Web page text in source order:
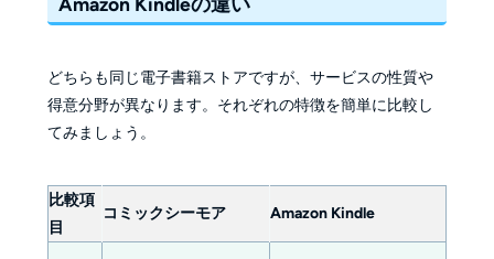
どちらも同じ電子書籍ストアですが、サービスの性質や
得意分野が異なります。それぞれの特徴を簡単に比較し
てみましょう。
比較項
目
コミックシーモア Amazon Kindle